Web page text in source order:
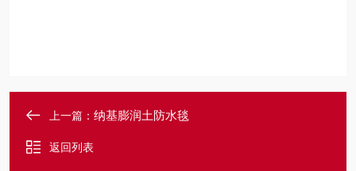
上一篇： 纳基膨润土防水毯
返回列表